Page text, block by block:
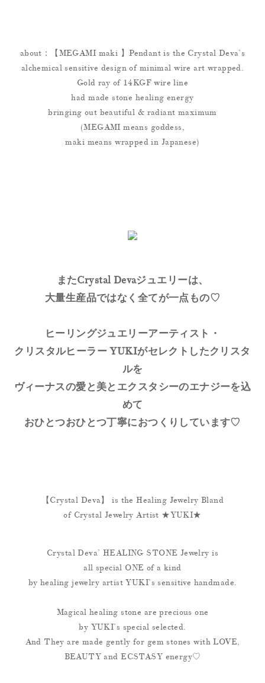
about：【MEGAMI maki 】Pendant is the Crystal Deva’s
alchemical sensitive design of minimal wire art wrapped.
Gold ray of 14KGF wire line
had made stone healing energy
bringing out beautiful & radiant maximum
(MEGAMI means goddess,
maki means wrapped in Japanese)
またCrystal Devaジュエリーは、
大量生産品ではなく全てが一点もの♡
ヒーリングジュエリーアーティスト・
クリスタルヒーラー YUKIがセレクトしたクリスタ
ルを
ヴィーナスの愛と美とエクスタシーのエナジーを込
めて
おひとつおひとつ丁寧におつくりしています♡
【Crystal Deva】 is the Healing Jewelry Bland
of Crystal Jewelry Artist ★YUKI★
Crystal Deva’ HEALING STONE Jewelry is
all special ONE of a kind
by healing jewelry artist YUKI’s sensitive handmade.
Magical healing stone are precious one
by YUKI’s special selected.
And They are made gently for gem stones with LOVE,
BEAUTY and ECSTASY energy♡